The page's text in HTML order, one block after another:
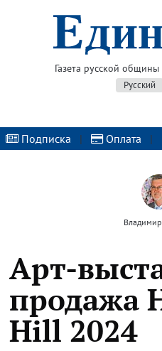
Газета русской
Русский
Подписка | Оплата |
Арт-
продажа
Hill 2024